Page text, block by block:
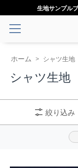
生地サンプル
ホーム > シャツ生地
シャツ生地
絞り込み